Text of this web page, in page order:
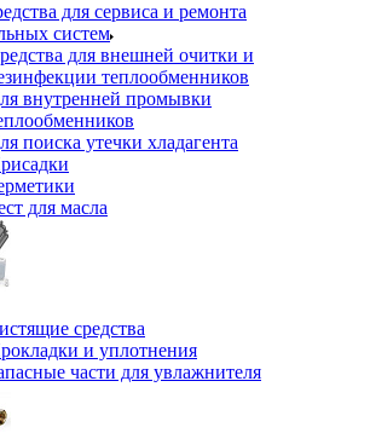
для сервиса и ремонта
систем
для внешней очитки и
теплообменников
внутренней промывки
поиска утечки хладагента
для масла
средства
и уплотнения
части для увлажнителя